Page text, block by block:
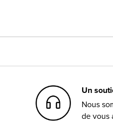
Un
Nous
de vous